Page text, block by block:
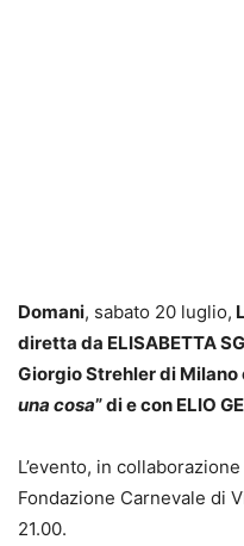
Domani, sabato 20 luglio,
diretta da ELISABETTA
Giorgio Strehler di Milano
una cosa” di e con ELIO
L’evento, in
Fondazione Carnevale di
21.00.